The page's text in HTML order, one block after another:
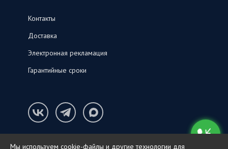
Контакты
Доставка
Электронная рекламация
Гарантийные сроки
Мы используем cookie-файлы и другие технологии для